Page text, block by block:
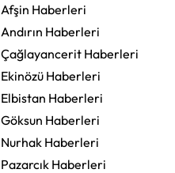
Afşin Haberleri
Andırın Haberleri
Çağlayancerit Haberleri
Ekinözü Haberleri
Elbistan Haberleri
Göksun Haberleri
Nurhak Haberleri
Pazarcık Haberleri